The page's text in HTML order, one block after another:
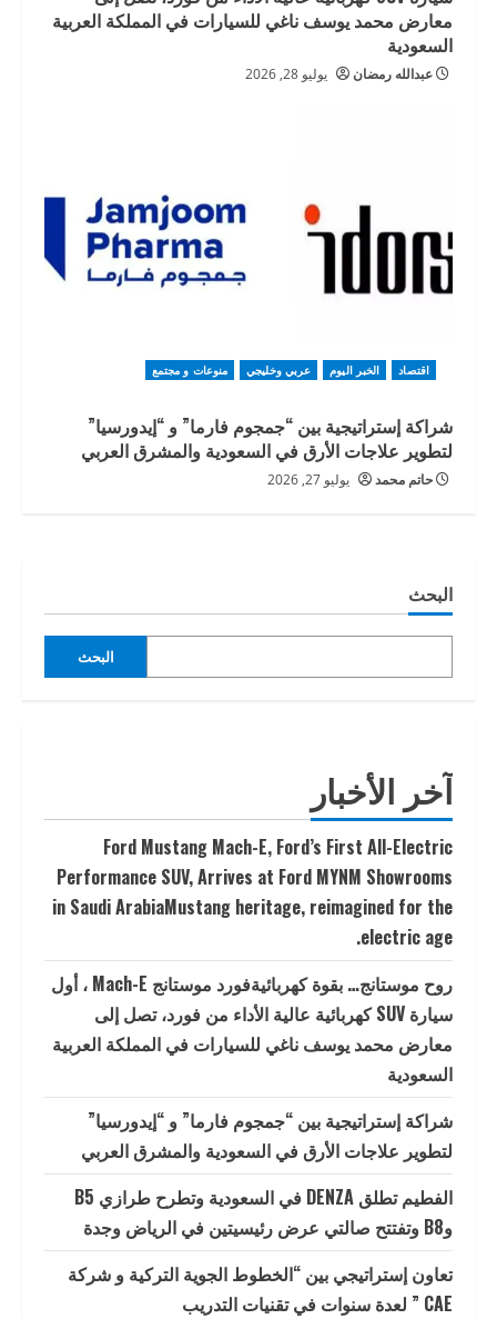
معارض محمد يوسف ناغي للسيارات في المملكة العربية
السعودية
عبدالله رمضان يوليو 28, 2026
اقتصاد الخبر اليوم عربي وخليجي منوعات و مجتمع
شراكة إستراتيجية بين “جمجوم فارما” و “إيدورسيا”
لتطوير علاجات الأرق في السعودية والمشرق العربي
حاتم محمد يوليو 27, 2026
البحث
البحث
آخر الأخبار
Ford Mustang Mach-E, Ford’s First All-Electric
Performance SUV, Arrives at Ford MYNM Showrooms
in Saudi ArabiaMustang heritage, reimagined for the
electric age.
روح موستانج… بقوة كهربائيةفورد موستانج Mach-E ، أول
سيارة SUV كهربائية عالية الأداء من فورد، تصل إلى
معارض محمد يوسف ناغي للسيارات في المملكة العربية
السعودية
شراكة إستراتيجية بين “جمجوم فارما” و “إيدورسيا”
لتطوير علاجات الأرق في السعودية والمشرق العربي
الفطيم تطلق DENZA في السعودية وتطرح طرازي B5
وB8 وتفتتح صالتي عرض رئيسيتين في الرياض وجدة
تعاون إستراتيجي بين “الخطوط الجوية التركية و شركة
CAE ” لعدة سنوات في تقنيات التدريب